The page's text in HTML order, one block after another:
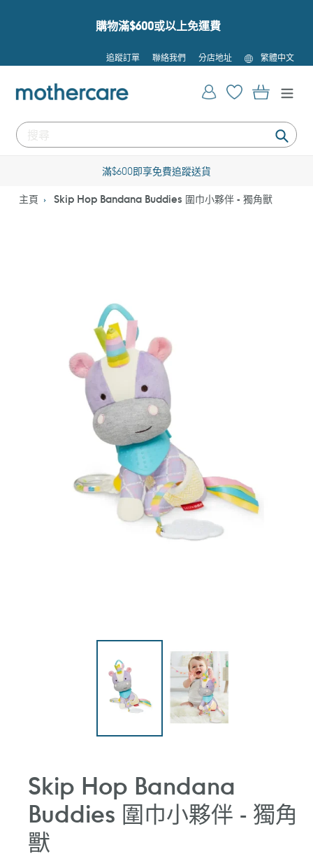
購物滿$600或以上免運費
追蹤訂單 聯絡我們 分店地址
語
言
繁體中文
提
登入 購物車
滿$600即享免費追蹤送貨
主頁 Skip Hop Bandana Buddies 圍巾小夥伴 - 獨角獸
Skip Hop Bandana
Buddies 圍巾小夥伴 - 獨角
獸